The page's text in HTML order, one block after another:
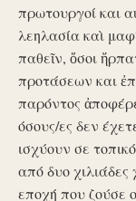
πρωτουργοί και
λεηλασία καὶ
παθεῖν, ὅσοι
προτάσεων και
παρόντος
όσους/ες δεν
ισχύουν σε
από δυο
εποχή που ζούσε